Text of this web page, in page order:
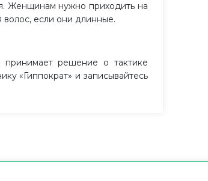
Женщинам нужно приходить на
волос, если они длинные.
принимает решение о тактике
«Гиппократ» и записывайтесь